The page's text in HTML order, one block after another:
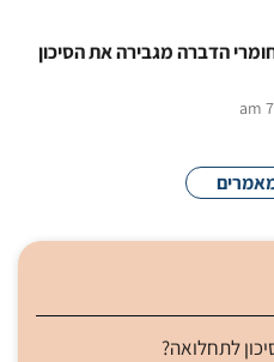
הדברה מגבירה את הסיכון
לתחלואה?